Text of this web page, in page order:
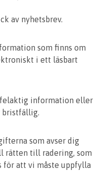
av nyhetsbrev.
som finns om
i ett läsbart
felaktig information eller
bristfällig.
som avser dig
rätten till radering, som
för att vi måste uppfylla